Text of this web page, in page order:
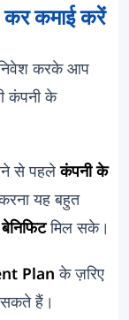
कमाई करें
करके आप
कंपनी के
से पहलेकंपनी के
यह बहुत
मिल सके।
Plan के ज़रिए
हैं।